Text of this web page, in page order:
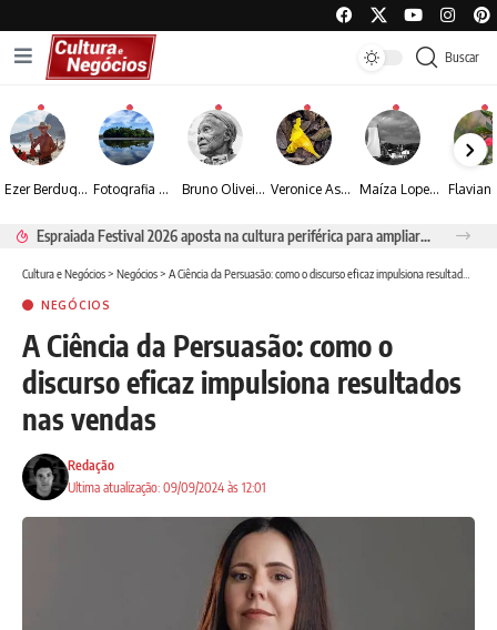
Buscar
Ezer Berdugo transforma experiências multiculturais e memórias em narrativas visuais por meio da fotografia Fotografia de Fátima Carlini transforma paisagens naturais em experiências de contemplação Bruno Oliveira retrata o cotidiano urbano por meio da fotografia em preto e branco Veronice Assini Saes transforma a natureza em fotografias marcadas pela sensibilidade Maíza Lopes transforma cultura popular baiana em narrativas fotográficas
Espraiada Festival 2026 aposta na cultura periférica para ampliar oportunidades na zona sul
Cultura e Negócios> Negócios> A Ciência da Persuasão: como o discurso eficaz impulsiona resultados nas vendas
NEGÓCIOS
A Ciência da Persuasão: como o
discurso eficaz impulsiona resultados
nas vendas
Ultima atualização: 09/09/2024 às 12:01
Redação